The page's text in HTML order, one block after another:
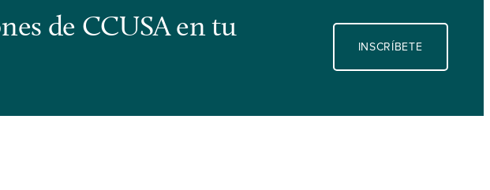
de CCUSA en tu
INSCRÍBETE